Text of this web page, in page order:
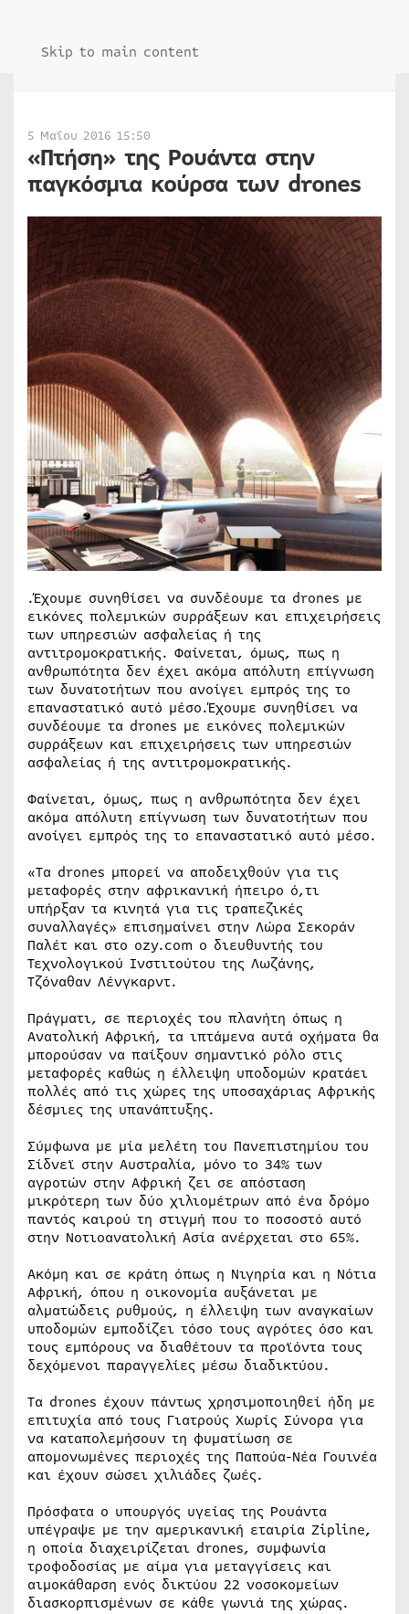
Skip to main content
5 Μαΐου 2016 15:50
«Πτήση» της Ρουάντα στην
παγκόσμια κούρσα των drones
.Έχουμε συνηθίσει να συνδέουμε τα drones με
εικόνες πολεμικών συρράξεων και επιχειρήσεις
των υπηρεσιών ασφαλείας ή της
αντιτρομοκρατικής. Φαίνεται, όμως, πως η
ανθρωπότητα δεν έχει ακόμα απόλυτη επίγνωση
των δυνατοτήτων που ανοίγει εμπρός της το
επαναστατικό αυτό μέσο.Έχουμε συνηθίσει να
συνδέουμε τα drones με εικόνες πολεμικών
συρράξεων και επιχειρήσεις των υπηρεσιών
ασφαλείας ή της αντιτρομοκρατικής.
Φαίνεται, όμως, πως η ανθρωπότητα δεν έχει
ακόμα απόλυτη επίγνωση των δυνατοτήτων που
ανοίγει εμπρός της το επαναστατικό αυτό μέσο.
«Τα drones μπορεί να αποδειχθούν για τις
μεταφορές στην αφρικανική ήπειρο ό,τι
υπήρξαν τα κινητά για τις τραπεζικές
συναλλαγές» επισημαίνει στην Λώρα Σεκοράν
Παλέτ και στο ozy.com ο διευθυντής του
Τεχνολογικού Ινστιτούτου της Λωζάνης,
Τζόναθαν Λένγκαρντ.
Πράγματι, σε περιοχές του πλανήτη όπως η
Ανατολική Αφρική, τα ιπτάμενα αυτά οχήματα θα
μπορούσαν να παίξουν σημαντικό ρόλο στις
μεταφορές καθώς η έλλειψη υποδομών κρατάει
πολλές από τις χώρες της υποσαχάριας Αφρικής
δέσμιες της υπανάπτυξης.
Σύμφωνα με μία μελέτη του Πανεπιστημίου του
Σίδνεϊ στην Αυστραλία, μόνο το 34% των
αγροτών στην Αφρική ζει σε απόσταση
μικρότερη των δύο χιλιομέτρων από ένα δρόμο
παντός καιρού τη στιγμή που το ποσοστό αυτό
στην Νοτιοανατολική Ασία ανέρχεται στο 65%.
Ακόμη και σε κράτη όπως η Νιγηρία και η Νότια
Αφρική, όπου η οικονομία αυξάνεται με
αλματώδεις ρυθμούς, η έλλειψη των αναγκαίων
υποδομών εμποδίζει τόσο τους αγρότες όσο και
τους εμπόρους να διαθέτουν τα προϊόντα τους
δεχόμενοι παραγγελίες μέσω διαδικτύου.
Τα drones έχουν πάντως χρησιμοποιηθεί ήδη με
επιτυχία από τους Γιατρούς Χωρίς Σύνορα για
να καταπολεμήσουν τη φυματίωση σε
απομονωμένες περιοχές της Παπούα-Νέα Γουινέα
και έχουν σώσει χιλιάδες ζωές.
Πρόσφατα ο υπουργός υγείας της Ρουάντα
υπέγραψε με την αμερικανική εταιρία Zipline,
η οποία διαχειρίζεται drones, συμφωνία
τροφοδοσίας με αίμα για μεταγγίσεις και
αιμοκάθαρση ενός δικτύου 22 νοσοκομείων
διασκορπισμένων σε κάθε γωνιά της χώρας.